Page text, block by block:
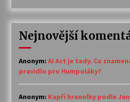
Nejnovější
Anonym: AI Act je tady. Co
pravidlo pro Humpoláky?
Anonym: Kapří hranolky podle